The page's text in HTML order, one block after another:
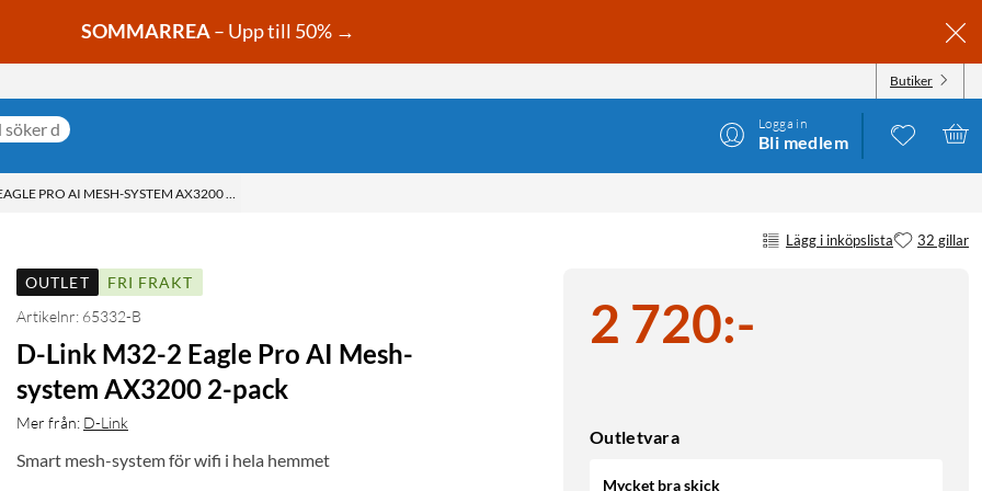
SOMMARREA– Upp till 50% →
Butiker
Logga in
Bli medlem
PRO AI MESH-SYSTEM AX3200 2-PACK
Lägg i inköpslista 32 gillar
2 720:-
Outletvara
Mycket bra skick
OUTLET
FRI FRAKT
Artikelnr: 65332-B
D-Link M32-2 Eagle Pro AI Mesh-
system AX3200 2-pack
Mer från: D-Link
Smart mesh-system för wifi i hela hemmet